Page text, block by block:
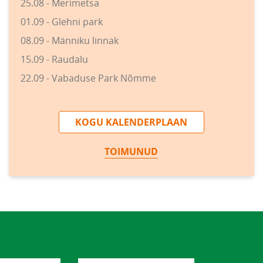
25.08 - Merimetsa
01.09 - Glehni park
08.09 - Männiku linnak
15.09 - Raudalu
22.09 - Vabaduse Park Nõmme
KOGU KALENDERPLAAN
TOIMUNUD